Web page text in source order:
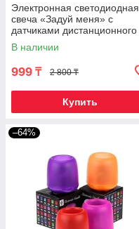
Электронная светодиодная
свеча «Задуй меня» с
датчиками дистанционного
включения (B1 С днем
рождения)
В наличии
999 ₸ 2 800 ₸
Купить
–64%